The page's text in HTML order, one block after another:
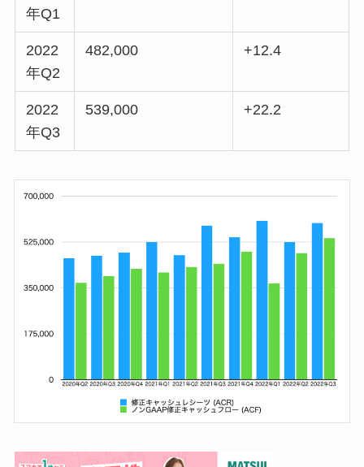
年Q1
2022
年Q2
482,000 +12.4
2022
年Q3
539,000 +22.2